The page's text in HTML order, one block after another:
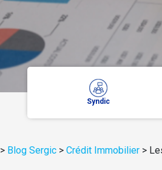
Syndic
> Blog Sergic > Crédit Immobilier >